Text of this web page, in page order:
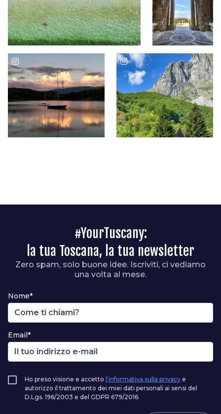
#YourTuscany:
la tua Toscana, la tua newsletter
Zero spam, solo buone idee. Iscriviti, ci vediamo
una volta al mese.
Nome*
Email*
Ho preso visione e accetto l'informativa sulla privacy e
autorizzo il trattamento dei miei dati personali ai sensi del
D.Lgs. 196/2003 e del GDPR 679/2016.